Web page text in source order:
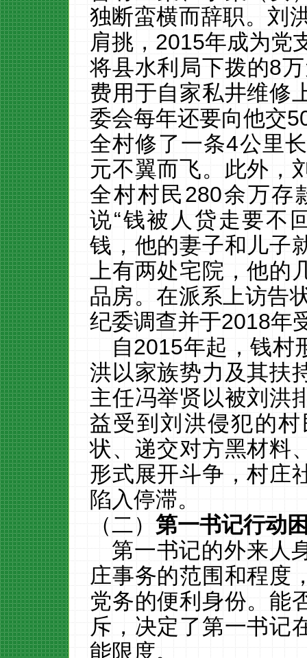
独断蛮横而辞职。刘
肩挑，2015年成为党
将县水利局下拨的8
费用于自家私井维修
委会每年还要向他交
全村修了一条4公里
元不翼而飞。此外，
全村村民280余万存
说“钱被人贷走要不
钱，他的妻子和儿子
上有两处宅院，他的
品房。在派系上访告
纪委调查并于2018年
自2015年起，钱村
洪以家族势力及其扶
主任冯举贤以被刘洪
益受到刘洪侵犯的
状、递交对方黑材料
形式展开斗争，村庄
陷入停滞。
（二）第一书记行动
第一书记的外来人
庄事务的范围和程度
党务的便利身份。能
斥，决定了第一书记
能限度。